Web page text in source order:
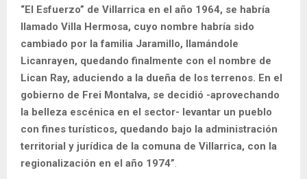
“El Esfuerzo” de Villarrica en el año 1964, se habría
llamado Villa Hermosa, cuyo nombre habría sido
cambiado por la familia Jaramillo, llamándole
Licanrayen, quedando finalmente con el nombre de
Lican Ray, aduciendo a la dueña de los terrenos. En el
gobierno de Frei Montalva, se decidió -aprovechando
la belleza escénica en el sector- levantar un pueblo
con fines turísticos, quedando bajo la administración
territorial y jurídica de la comuna de Villarrica, con la
regionalización en el año 1974”.